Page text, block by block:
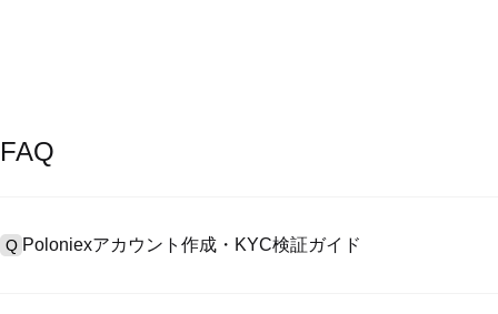
FAQ
Q Poloniexアカウント作成・KYC検証ガイド